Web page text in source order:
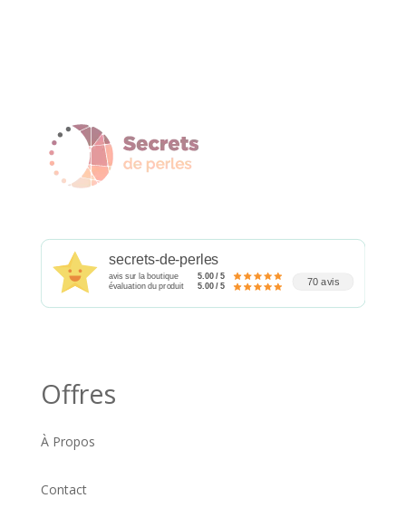
secrets-de-perles
avis sur la boutique 5.00 / 5
évaluation du produit 5.00 / 5 70 avis
Offres
À Propos
Contact